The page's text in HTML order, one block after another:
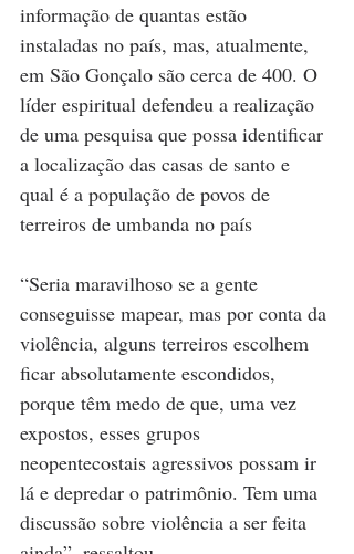
informação de quantas estão
instaladas no país, mas, atualmente,
em São Gonçalo são cerca de 400. O
líder espiritual defendeu a realização
de uma pesquisa que possa identificar
a localização das casas de santo e
qual é a população de povos de
terreiros de umbanda no país
“Seria maravilhoso se a gente
conseguisse mapear, mas por conta da
violência, alguns terreiros escolhem
ficar absolutamente escondidos,
porque têm medo de que, uma vez
expostos, esses grupos
neopentecostais agressivos possam ir
lá e depredar o patrimônio. Tem uma
discussão sobre violência a ser feita